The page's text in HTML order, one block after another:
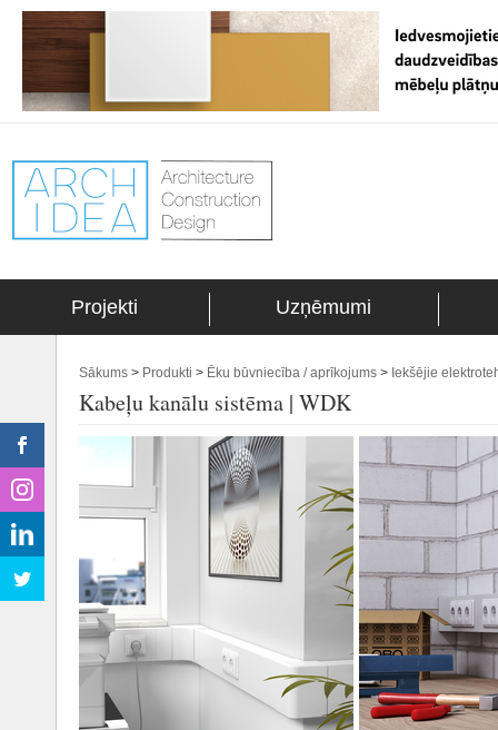
Projekti Uzņēmumi
Sākums > Produkti > Ēku būvniecība / aprīkojums > Iekšējie
Kabeļu kanālu sistēma | WDK